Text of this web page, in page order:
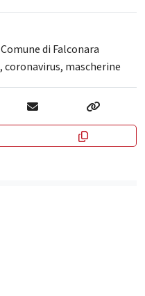
Comune di Falconara
,coronavirus, mascherine